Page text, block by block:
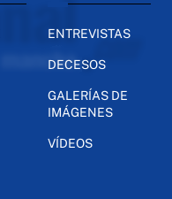
ENTREVISTAS
DECESOS
GALERÍAS DE
IMÁGENES
VÍDEOS